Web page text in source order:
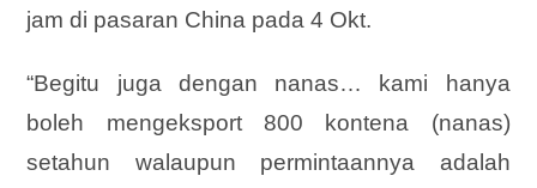
jam di pasaran China pada 4 Okt.
“Begitu juga dengan nanas… kami hanya
boleh mengeksport 800 kontena (nanas)
setahun walaupun permintaannya adalah